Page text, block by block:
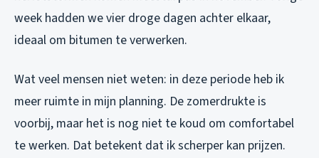
week hadden we vier droge dagen achter elkaar,
ideaal om bitumen te verwerken.
Wat veel mensen niet weten: in deze periode heb ik
meer ruimte in mijn planning. De zomerdrukte is
voorbij, maar het is nog niet te koud om comfortabel
te werken. Dat betekent dat ik scherper kan prijzen.